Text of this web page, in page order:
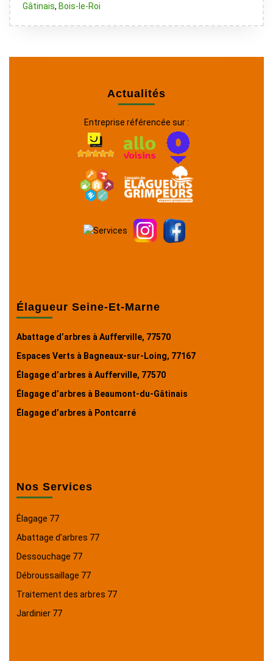
Gâtinais, Bois-le-Roi
Actualités
Entreprise référencée sur :
Élagueur Seine-Et-Marne
Abattage d’arbres à Aufferville, 77570
Espaces Verts à Bagneaux-sur-Loing, 77167
Élagage d’arbres à Aufferville, 77570
Élagage d’arbres à Beaumont-du-Gâtinais
Élagage d’arbres à Pontcarré
Nos Services
Élagage 77
Abattage d’arbres 77
Dessouchage 77
Débroussaillage 77
Traitement des arbres 77
Jardinier 77